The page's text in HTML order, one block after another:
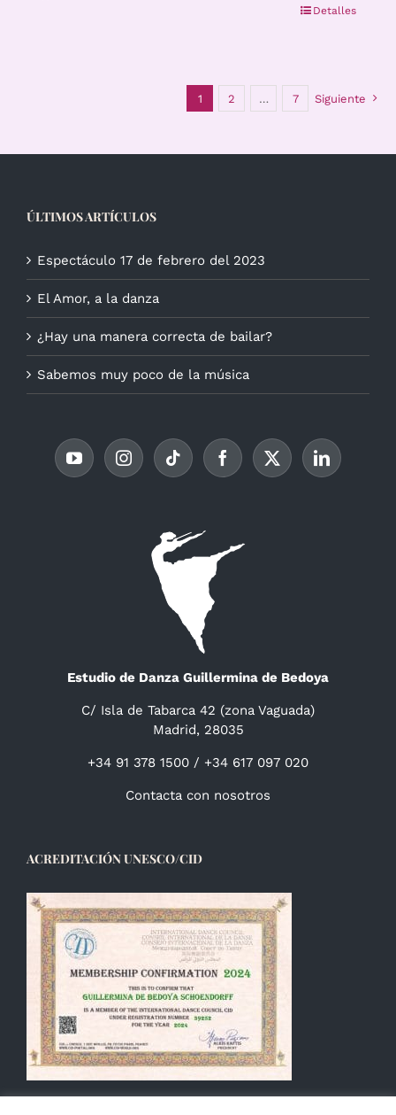
Detalles
1 2 … 7 Siguiente
ÚLTIMOS ARTÍCULOS
Espectáculo 17 de febrero del 2023
El Amor, a la danza
¿Hay una manera correcta de bailar?
Sabemos muy poco de la música
Estudio de Danza Guillermina de Bedoya
C/ Isla de Tabarca 42 (zona Vaguada)
Madrid, 28035
+34 91 378 1500 / +34 617 097 020
Contacta con nosotros
ACREDITACIÓN UNESCO/CID